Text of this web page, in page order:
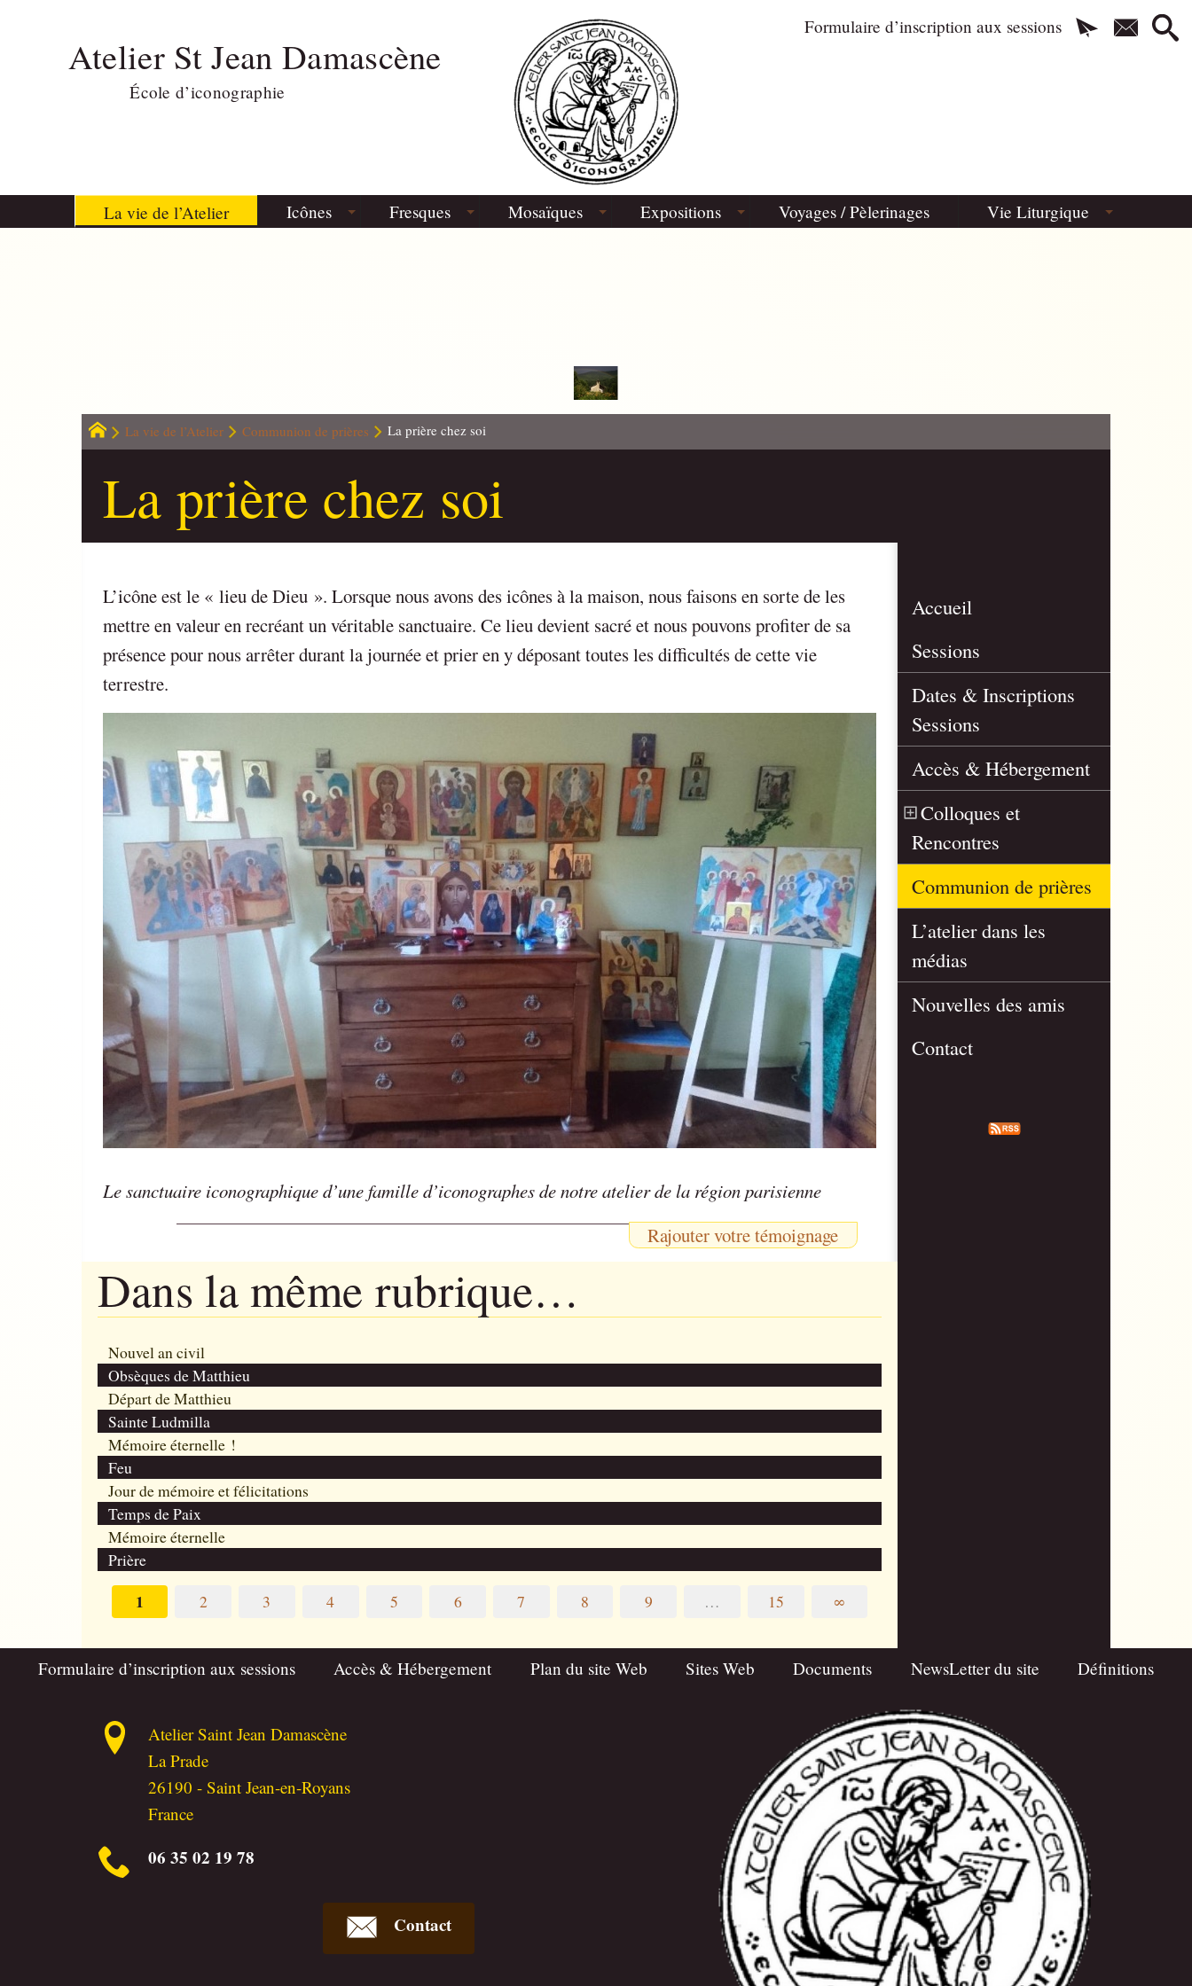
Formulaire d’inscription aux sessions
Atelier St Jean Damascène
École d’iconographie
La vie de l’Atelier Icônes Fresques Mosaïques Expositions Voyages / Pèlerinages Vie Liturgique
La vie de l’Atelier Communion de prières La prière chez soi
La prière chez soi
L’icône est le « lieu de Dieu ». Lorsque nous avons des icônes à la maison, nous faisons en sorte de les
mettre en valeur en recréant un véritable sanctuaire. Ce lieu devient sacré et nous pouvons profiter de sa
présence pour nous arrêter durant la journée et prier en y déposant toutes les difficultés de cette vie
terrestre.
Le sanctuaire iconographique d’une famille d’iconographes de notre atelier de la région parisienne
Rajouter votre témoignage
Dans la même rubrique…
Nouvel an civil
Obsèques de Matthieu
Départ de Matthieu
Sainte Ludmilla
Mémoire éternelle !
Feu
Jour de mémoire et félicitations
Temps de Paix
Mémoire éternelle
Prière
1 2 3 4 5 6 7 8 9 … 15 ∞
Accueil
Sessions
Dates & Inscriptions
Sessions
Accès & Hébergement
Colloques et
Rencontres
Communion de prières
L’atelier dans les
médias
Nouvelles des amis
Contact
Formulaire d’inscription aux sessions Accès & Hébergement Plan du site Web Sites Web Documents NewsLetter du site Définitions
Atelier Saint Jean Damascène
La Prade
26190 -Saint Jean-en-Royans
France
06 35 02 19 78
Contact